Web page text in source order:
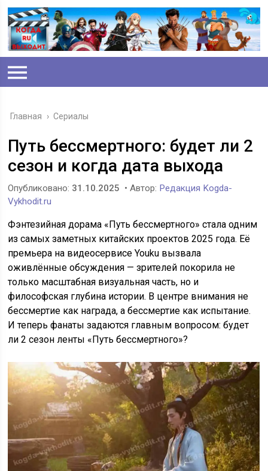
Главная › Сериалы
Путь бессмертного: будет ли 2
сезон и когда дата выхода
Опубликовано: 31.10.2025 • Автор: Редакция Kogda-
Vykhodit.ru
Фэнтезийная дорама «Путь бессмертного» стала одним
из самых заметных китайских проектов 2025 года. Её
премьера на видеосервисе Youku вызвала
оживлённые обсуждения — зрителей покорила не
только масштабная визуальная часть, но и
философская глубина истории. В центре внимания не
бессмертие как награда, а бессмертие как испытание.
И теперь фанаты задаются главным вопросом: будет
ли 2 сезон ленты «Путь бессмертного»?